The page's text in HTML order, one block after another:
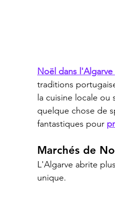
Noël dans l'Algarve
traditions
la cuisine locale
quelque chose de
fantastiques pour
Marchés de
L'Algarve abrite
unique.